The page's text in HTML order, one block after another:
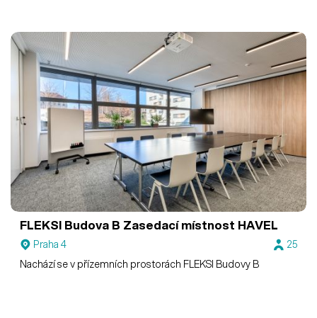
FLEKSI Budova B Zasedací místnost HAVEL
Praha 4
25
Nachází se v přízemních prostorách FLEKSI Budovy B